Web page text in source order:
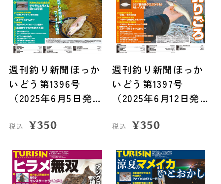
週刊釣り新聞ほっか
いどう第1396号
（2025年6月5日発
税込 ¥350
週刊釣り新聞ほっか
いどう第1397号
（2025年6月12日発
税込 ¥350